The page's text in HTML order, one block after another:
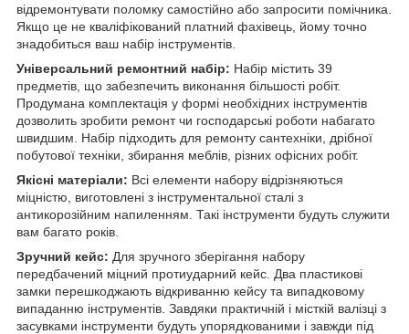
відремонтувати поломку самостійно або запросити помічника.
Якщо це не кваліфікований платний фахівець, йому точно
знадобиться ваш набір інструментів.
Універсальний ремонтний набір: Набір містить 39
предметів, що забезпечить виконання більшості робіт.
Продумана комплектація у формі необхідних інструментів
дозволить зробити ремонт чи господарські роботи набагато
швидшим. Набір підходить для ремонту сантехніки, дрібної
побутової техніки, збирання меблів, різних офісних робіт.
Якісні матеріали: Всі елементи набору відрізняються
міцністю, виготовлені з інструментальної сталі з
антикорозійним напиленням. Такі інструменти будуть служити
вам багато років.
Зручний кейс: Для зручного зберігання набору
передбачений міцний протиударний кейс. Два пластикові
замки перешкоджають відкриванню кейсу та випадковому
випаданню інструментів. Завдяки практичній і місткій валізці з
засувками інструменти будуть упорядкованими і завжди під